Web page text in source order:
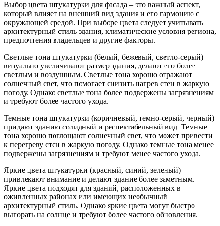
Выбор цвета штукатурки для фасада – это важный аспект,
который влияет на внешний вид здания и его гармонию с
окружающей средой. При выборе цвета следует учитывать
архитектурный стиль здания, климатические условия региона,
предпочтения владельцев и другие факторы.
Светлые тона штукатурки (белый, бежевый, светло-серый)
визуально увеличивают размер здания, делают его более
светлым и воздушным. Светлые тона хорошо отражают
солнечный свет, что помогает снизить нагрев стен в жаркую
погоду. Однако светлые тона более подвержены загрязнениям
и требуют более частого ухода.
Темные тона штукатурки (коричневый, темно-серый, черный)
придают зданию солидный и респектабельный вид. Темные
тона хорошо поглощают солнечный свет, что может привести
к перегреву стен в жаркую погоду. Однако темные тона менее
подвержены загрязнениям и требуют менее частого ухода.
Яркие цвета штукатурки (красный, синий, зеленый)
привлекают внимание и делают здание более заметным.
Яркие цвета подходят для зданий, расположенных в
оживленных районах или имеющих необычный
архитектурный стиль. Однако яркие цвета могут быстро
выгорать на солнце и требуют более частого обновления.